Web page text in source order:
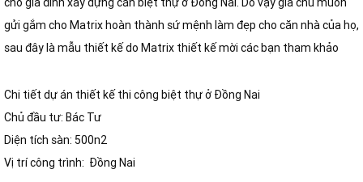
gửi gắm cho Matrix hoàn thành sứ mệnh làm đẹp cho căn nhà của họ,
sau đây là mẫu thiết kế do Matrix thiết kế mời các bạn tham khảo
Chi tiết dự án thiết kế thi công biệt thự ở Đồng Nai
Chủ đầu tư: Bác Tư
Diện tích sàn: 500n2
Vị trí công trình: Đồng Nai